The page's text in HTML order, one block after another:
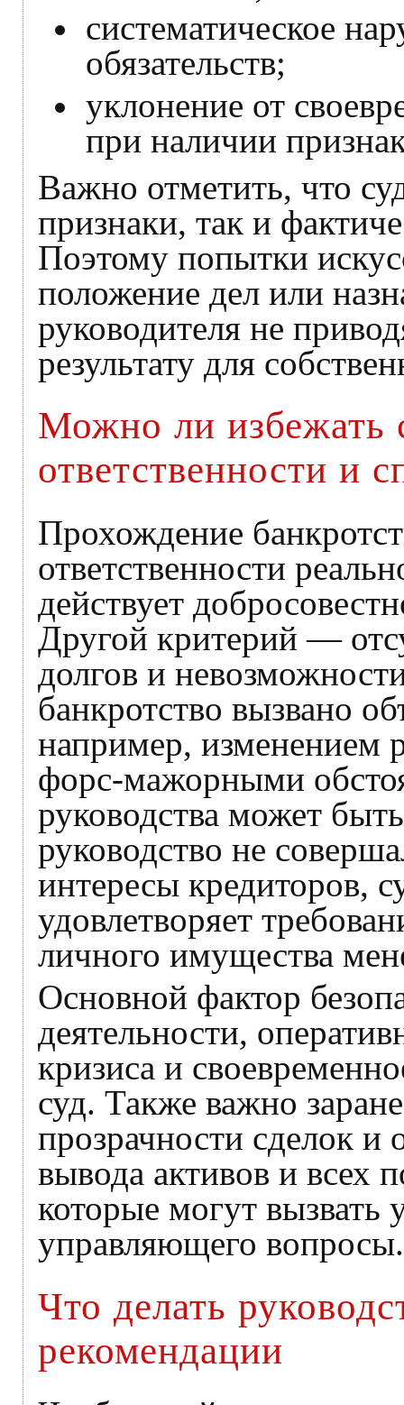
систематическое
обязательств;
уклонение от
при наличии
Важно отметить, что
признаки, так и
Поэтому попытки
положение дел или
руководителя не
результату для
Можно ли избежать
ответственности и
Прохождение
ответственности
действует
Другой критерий —
долгов и
банкротство вызвано
например, изменением
форс-мажорными
руководства может
руководство не
интересы кредиторов,
удовлетворяет
личного имущества
Основной фактор
деятельности,
кризиса и
суд. Также важно
прозрачности сделок и
вывода активов и всех
которые могут вызвать
управляющего вопросы.
Что делать
рекомендации